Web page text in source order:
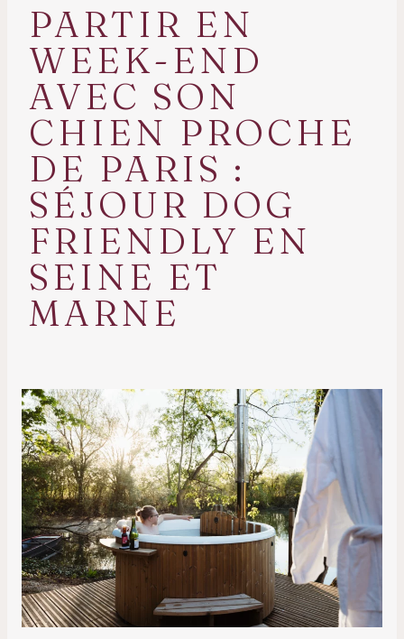
PARTIR EN
WEEK-END
AVEC SON
CHIEN PROCHE
DE PARIS :
SÉJOUR DOG
FRIENDLY EN
SEINE ET
MARNE